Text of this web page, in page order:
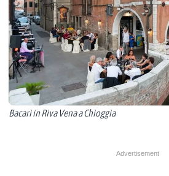
Bacari in Riva Vena a Chioggia